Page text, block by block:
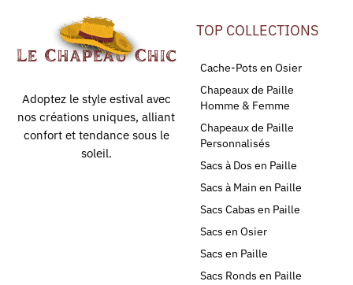
Adoptez le style estival avec
nos créations uniques, alliant
confort et tendance sous le
soleil.
TOP COLLECTIONS
Cache-Pots en Osier
Chapeaux de Paille
Homme & Femme
Chapeaux de Paille
Personnalisés
Sacs à Dos en Paille
Sacs à Main en Paille
Sacs Cabas en Paille
Sacs en Osier
Sacs en Paille
Sacs Ronds en Paille